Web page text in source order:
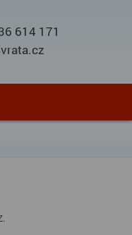
614 171